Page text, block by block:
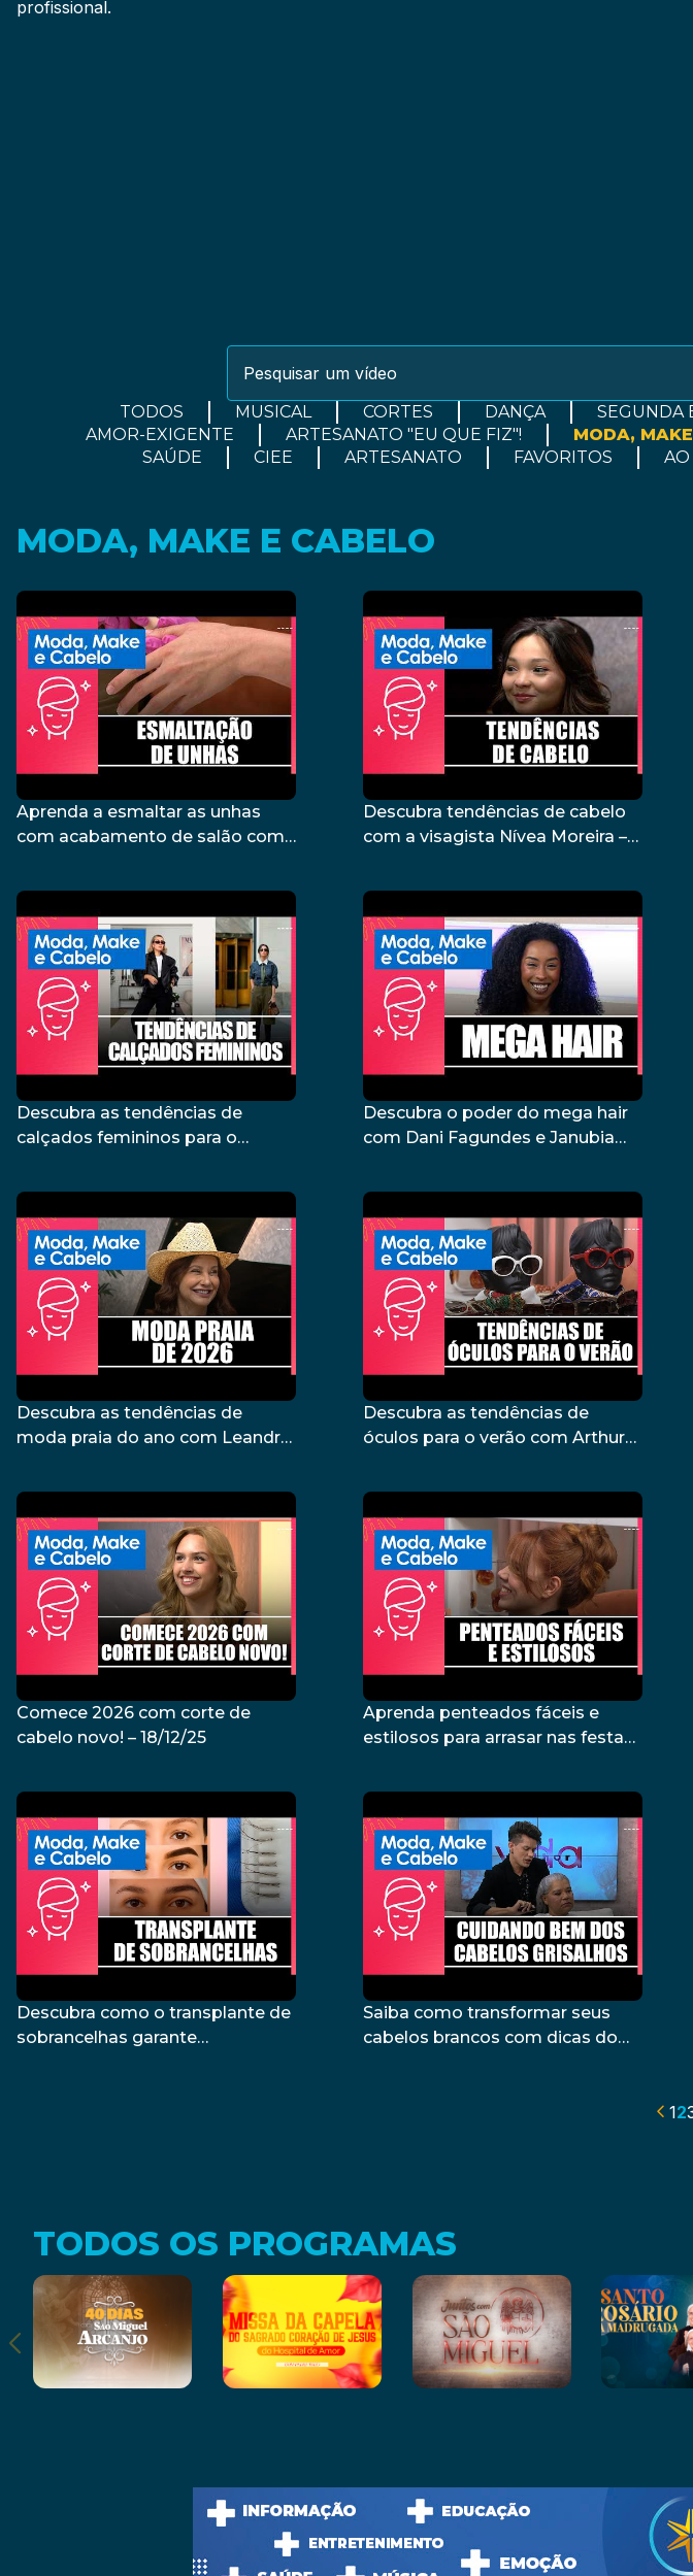
profissional.
TODOS
MUSICAL CORTES DANÇA SEGUNDA
AMOR-EXIGENTE
ARTESANATO "EU QUE FIZ"! MODA,
SAÚDE
CIEE ARTESANATO FAVORITOS AO
MODA, MAKE E CABELO
Aprenda a esmaltar as unhas
com acabamento de salão com
Descubra tendências de cabelo
com a visagista Nívea Moreira –
Descubra as tendências de
calçados femininos para o
Descubra o poder do mega hair
com Dani Fagundes e Janubia
Descubra as tendências de
moda praia do ano com Leandro
Descubra as tendências de
óculos para o verão com Arthur
Comece 2026 com corte de
cabelo novo! – 18/12/25
Aprenda penteados fáceis e
estilosos para arrasar nas festas
Descubra como o transplante de
sobrancelhas garante
Saiba como transformar seus
cabelos brancos com dicas do
12
TODOS OS PROGRAMAS